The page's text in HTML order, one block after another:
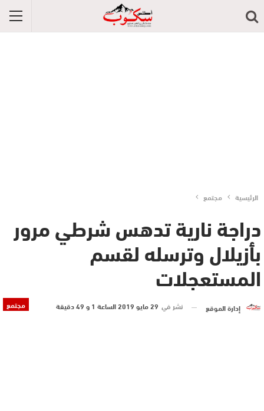
الرئيسية مجتمع
دراجة نارية تدهس شرطي مرور
بأزيلال وترسله لقسم
المستعجلات
مجتمع إدارة الموقع نشر في 29 مايو 2019 الساعة 1 و 49 دقيقة